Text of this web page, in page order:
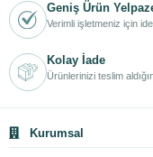
Geniş Ürün
Verimli işletmeniz için
Kolay İade
Ürünlerinizi teslim
Kurumsal